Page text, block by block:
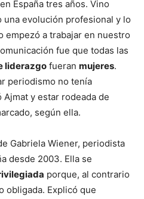
España tres años. Vino
evolución profesional y lo
empezó a trabajar en nuestro
fue que todas las
liderazgo fueran mujeres.
periodismo no tenía
y estar rodeada de
según ella.
Gabriela Wiener, periodista
desde 2003. Ella se
porque, al contrario
obligada. Explicó que